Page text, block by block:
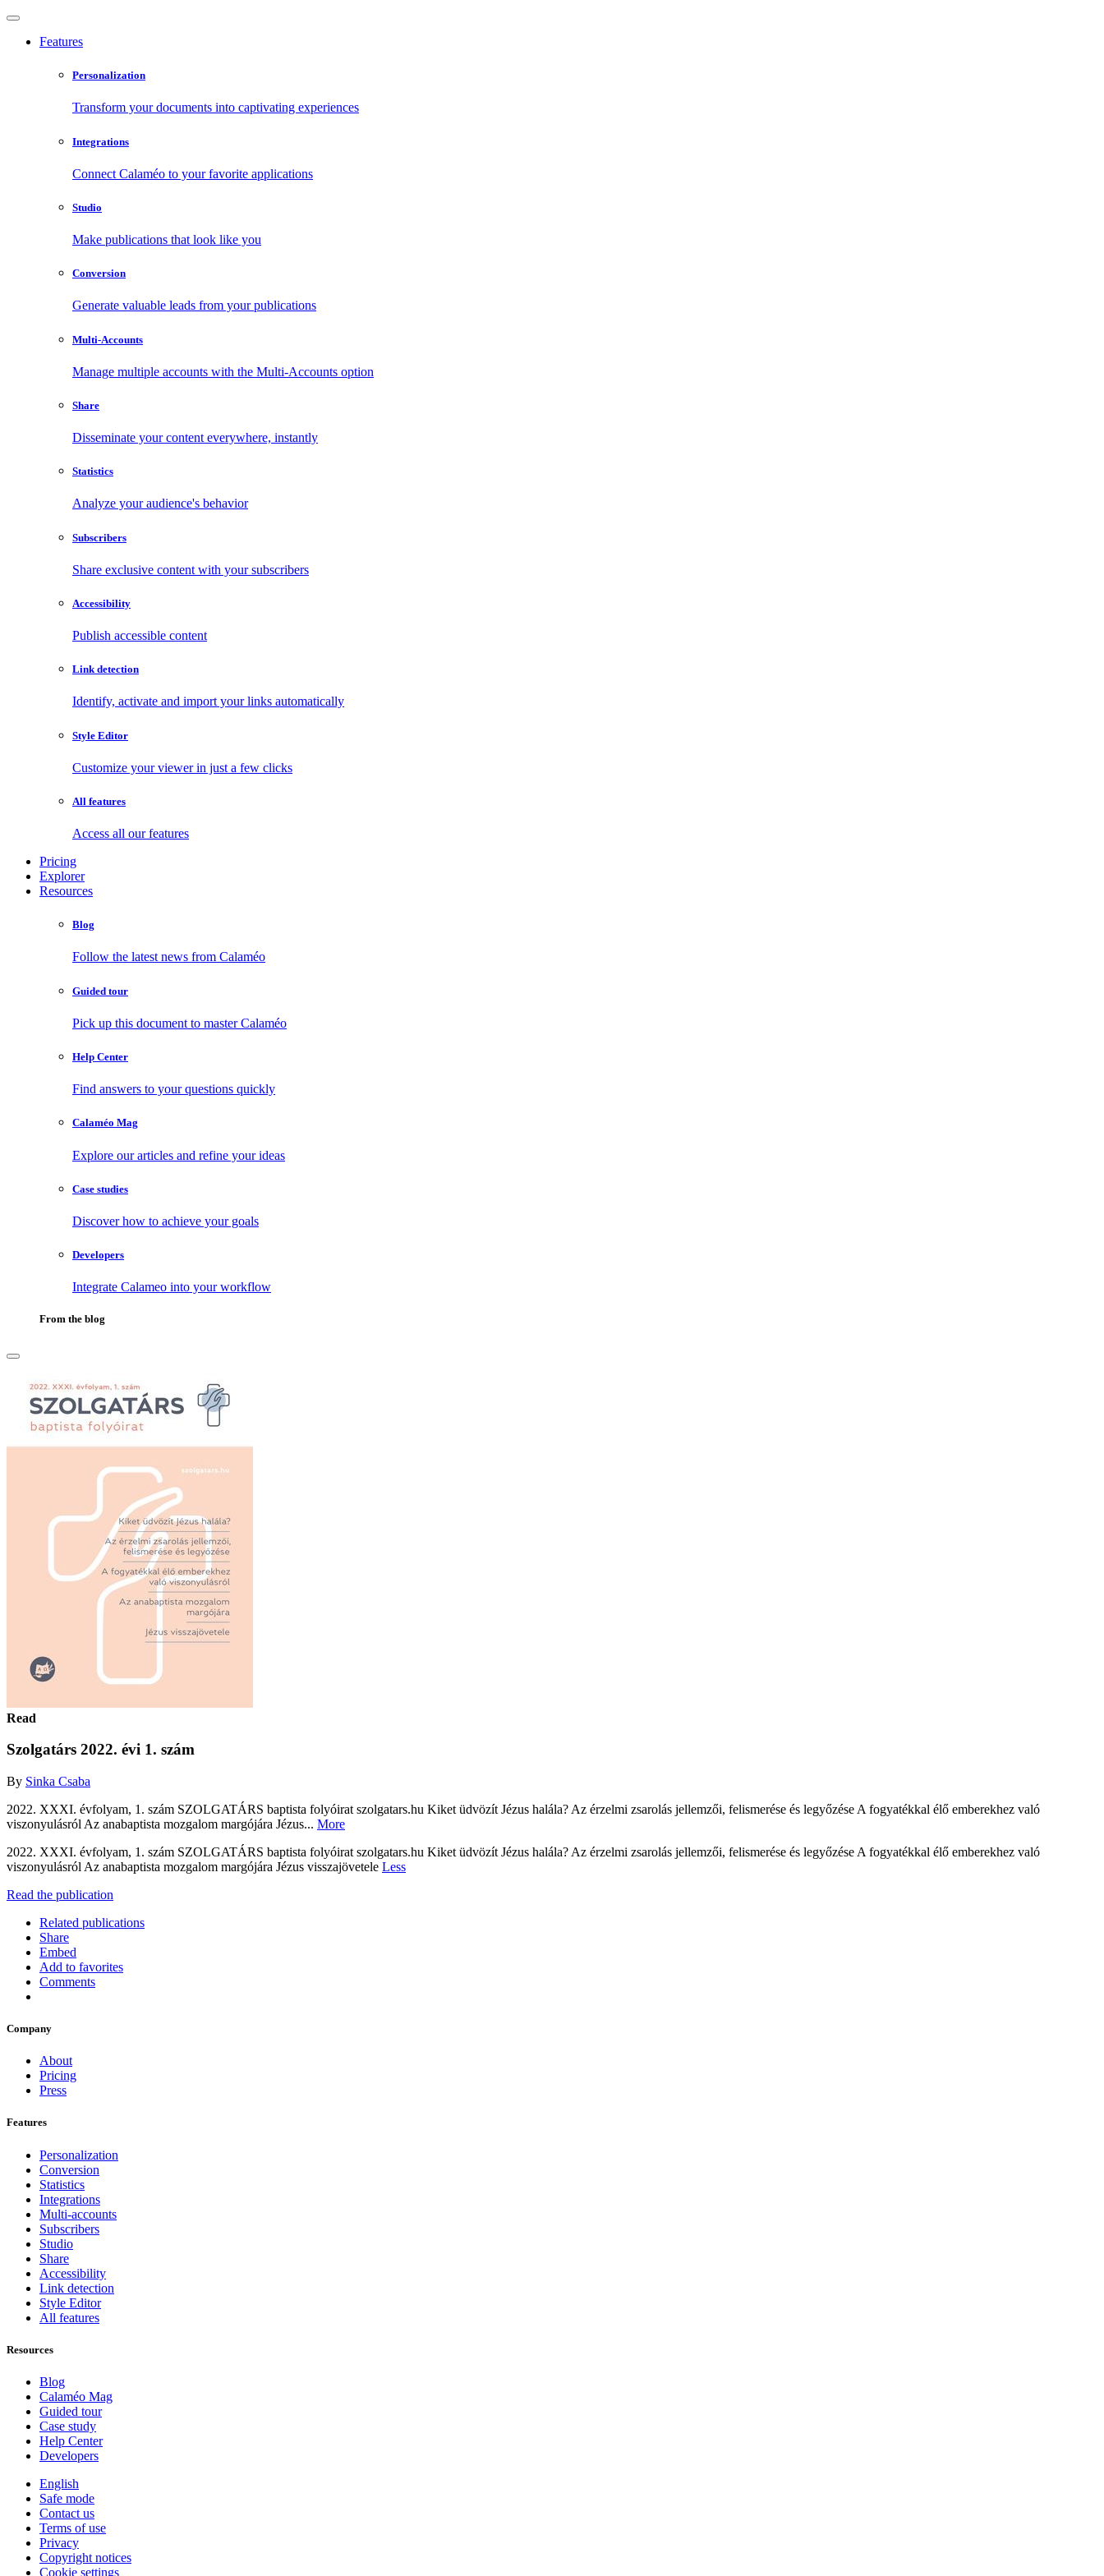
Features
Personalization
Transform your documents into captivating experiences
Integrations
Connect Calaméo to your favorite applications
Studio
Make publications that look like you
Conversion
Generate valuable leads from your publications
Multi-Accounts
Manage multiple accounts with the Multi-Accounts option
Share
Disseminate your content everywhere, instantly
Statistics
Analyze your audience's behavior
Subscribers
Share exclusive content with your subscribers
Accessibility
Publish accessible content
Link detection
Identify, activate and import your links automatically
Style Editor
Customize your viewer in just a few clicks
All features
Access all our features
Pricing
Explorer
Resources
Blog
Follow the latest news from Calaméo
Guided tour
Pick up this document to master Calaméo
Help Center
Find answers to your questions quickly
Calaméo Mag
Explore our articles and refine your ideas
Case studies
Discover how to achieve your goals
Developers
Integrate Calameo into your workflow
From the blog
Read
Szolgatárs 2022. évi 1. szám
By Sinka Csaba
2022. XXXI. évfolyam, 1. szám SZOLGATÁRS baptista folyóirat szolgatars.hu Kiket üdvözít Jézus halála? Az érzelmi zsarolás jellemzői, felismerése és legyőzése A fogyatékkal élő emberekhez való
viszonyulásról Az anabaptista mozgalom margójára Jézus... More
2022. XXXI. évfolyam, 1. szám SZOLGATÁRS baptista folyóirat szolgatars.hu Kiket üdvözít Jézus halála? Az érzelmi zsarolás jellemzői, felismerése és legyőzése A fogyatékkal élő emberekhez való
viszonyulásról Az anabaptista mozgalom margójára Jézus visszajövetele Less
Read the publication
Related publications
Share
Embed
Add to favorites
Comments
Company
About
Pricing
Press
Features
Personalization
Conversion
Statistics
Integrations
Multi-accounts
Subscribers
Studio
Share
Accessibility
Link detection
Style Editor
All features
Resources
Blog
Calaméo Mag
Guided tour
Case study
Help Center
Developers
English
Safe mode
Contact us
Terms of use
Privacy
Copyright notices
Cookie settings